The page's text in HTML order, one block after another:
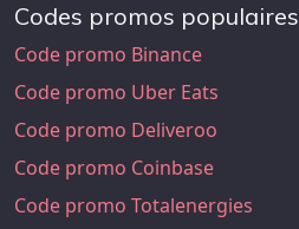
Codes promos populaires
Code promo Binance
Code promo Uber Eats
Code promo Deliveroo
Code promo Coinbase
Code promo Totalenergies